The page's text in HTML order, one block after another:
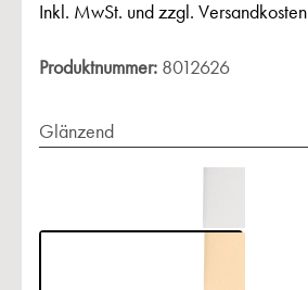
Inkl. MwSt. und zzgl. Versandkosten
Produktnummer: 8012626
Glänzend